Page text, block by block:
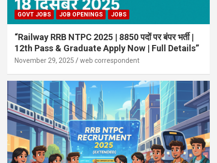
GOVT JOBS JOB OPENINGS JOBS
“Railway RRB NTPC 2025 | 8850 पदों पर बंपर भर्ती |
12th Pass & Graduate Apply Now | Full Details”
November 29, 2025 web correspondent